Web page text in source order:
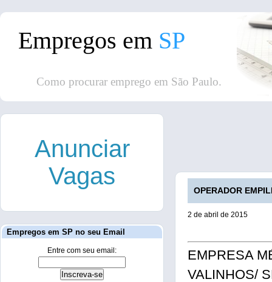
Empregos em SP
Como procurar emprego em São Paulo.
OPERADOR
2 de abril de 2015
EMPRESA
VALINHOS/
Anunciar
Vagas
Empregos em SP no seu Email
Entre com seu email: